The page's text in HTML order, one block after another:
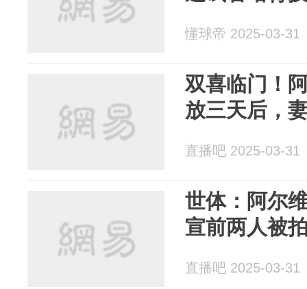
懂球帝 2025-03-31
双喜临门！
放三天后，
直播吧 2025-03-31
世体：阿尔
宣前两人被
直播吧 2025-03-31